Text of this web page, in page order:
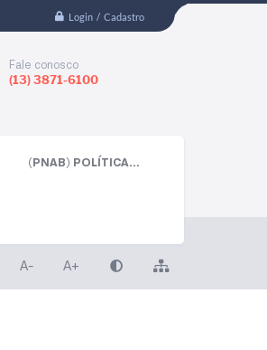
Login / Cadastro
Fale conosco
(13) 3871-6100
(PNAB) POLÍTICA...
A- A+